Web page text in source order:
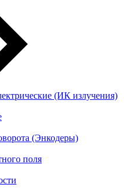
(ИК излучения)
(Энкодеры)
поля